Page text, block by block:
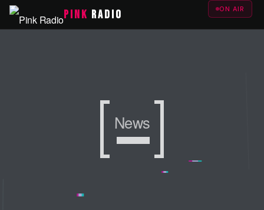
PINK RADIO ON AIR
News
News
News